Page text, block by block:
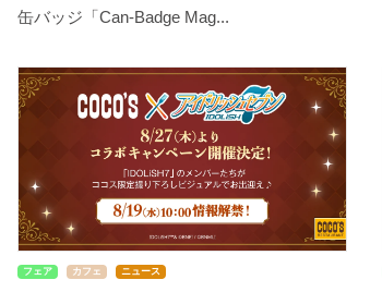
缶バッジ「Can-Badge Mag...
フェア カフェ ニュース